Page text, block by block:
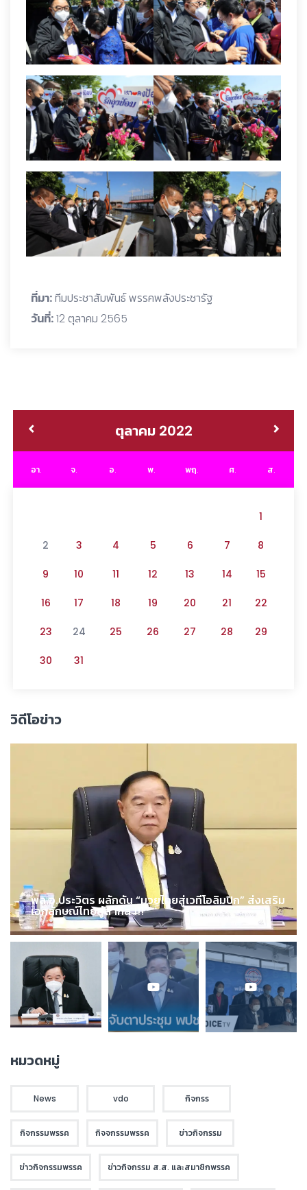
ที่มา:ทีมประชาสัมพันธ์ พรรคพลังประชารัฐ
วันที่:12 ตุลาคม 2565
ตุลาคม 2022
อา. จ. อ. พ. พฤ. ศ. ส.
1
2 3 4 5 6 7 8
9 10 11 12 13 14 15
16 17 18 19 20 21 22
23 24 25 26 27 28 29
30 31
วิดีโอข่าว
พล.อ.ประวิตร ผลักดัน “มวยไทยสู่เวทีโอลิมปิก” ส่งเสริม
เอกลักษณ์ไทยสู่สากล !!!
หมวดหมู่
News vdo กิจกรร
กิจกรรมพรรค กิจจกรรมพรรค ข่าวกิจกรรม
ข่าวกิจกรรมพรรค ข่าวกิจกรรม ส.ส. และสมาชิกพรรค